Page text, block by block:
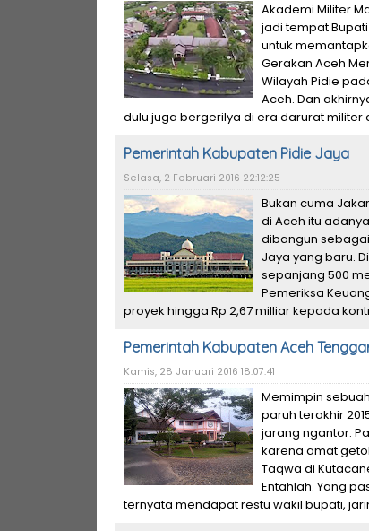
Akademi Militer
jadi tempat
untuk
Gerakan Aceh
Wilayah Pidie
Aceh. Dan
dulu juga bergerilya di era darurat militer
Pemerintah Kabupaten Pidie Jaya
Selasa, 2 Februari 2016 22:12:25
Bukan cuma
di Aceh itu
dibangun
Jaya yang baru.
sepanjang 500
Pemeriksa
proyek hingga Rp 2,67 milliar kepada
Pemerintah Kabupaten Aceh
Kamis, 28 Januari 2016 18:07:41
Memimpin
paruh terakhir
jarang ngantor.
karena amat
Taqwa di
Entahlah. Yang
ternyata mendapat restu wakil bupati,